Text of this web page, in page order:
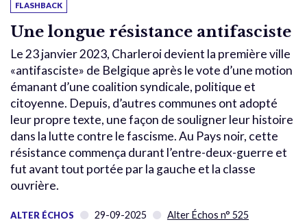
FLASHBACK
Une longue résistance antifasciste
Le 23 janvier 2023, Charleroi devient la première ville
«antifasciste» de Belgique après le vote d’une motion
émanant d’une coalition syndicale, politique et
citoyenne. Depuis, d’autres communes ont adopté
leur propre texte, une façon de souligner leur histoire
dans la lutte contre le fascisme. Au Pays noir, cette
résistance commença durant l’entre-deux-guerre et
fut avant tout portée par la gauche et la classe
ouvrière.
ALTER ÉCHOS 29-09-2025 Alter Échos n° 525